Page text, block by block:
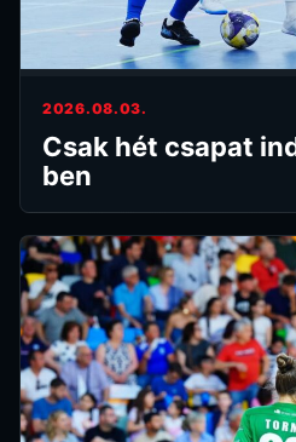
2026.08.03.
Csak hét csapat
ben